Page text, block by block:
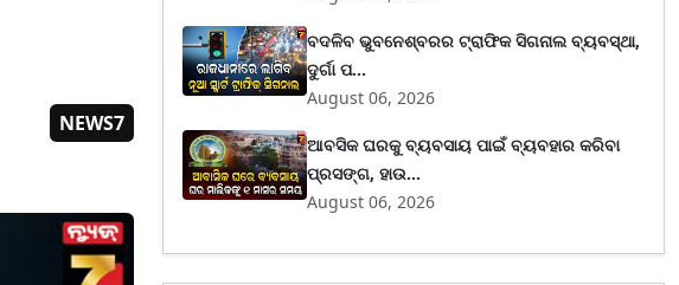
NEWS7
ବଦଳିବ ଭୁବନେଶ୍ବରର ଟ୍ରାଫିକ ସିଗନାଲ ବ୍ୟବସ୍ଥା,
ଦୁର୍ଗା ପ...
August 06, 2026
ଆବସିକ ଘରକୁ ବ୍ୟବସାୟ ପାଇଁ ବ୍ୟବହାର କରିବା
ପ୍ରସଙ୍ଗ, ହାଉ...
August 06, 2026